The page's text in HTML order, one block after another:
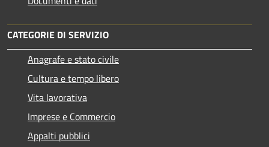
CATEGORIE DI SERVIZIO
Anagrafe e stato civile
Cultura e tempo libero
Vita lavorativa
Imprese e Commercio
Appalti pubblici